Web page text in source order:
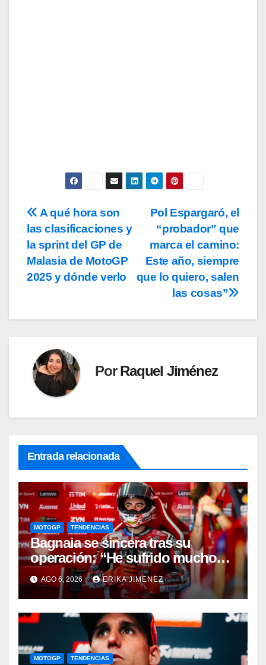
Navegación
de
entradas
Pol Espargaró, el
“probador” que
marca el camino:
Este año, siempre
que lo quiero, salen
las cosas”
A qué hora son
las clasificaciones y
la sprint del GP de
Malasia de MotoGP
2025 y dónde verlo
PorRaquel Jiménez
Entrada relacionada
MOTOGP TENDENCIAS
Bagnaia se sincera tras su
operación: “He sufrido mucho
durante el último año y medio”
AGO 6, 2026 ERIKA JIMENEZ
MOTOGP TENDENCIAS